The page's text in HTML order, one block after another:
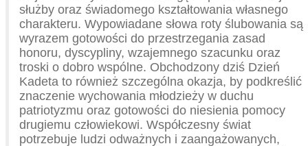
służby oraz świadomego kształtowania własnego
charakteru. Wypowiadane słowa roty ślubowania są
wyrazem gotowości do przestrzegania zasad
honoru, dyscypliny, wzajemnego szacunku oraz
troski o dobro wspólne. Obchodzony dziś Dzień
Kadeta to również szczególna okazja, by podkreślić
znaczenie wychowania młodzieży w duchu
patriotyzmu oraz gotowości do niesienia pomocy
drugiemu człowiekowi. Współczesny świat
potrzebuje ludzi odważnych i zaangażowanych,